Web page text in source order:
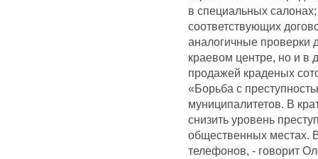
в специальных
соответствующих
аналогичные проверки
краевом центре, но и в
продажей краденых
«Борьба с
муниципалитетов. В
снизить уровень
общественных местах.
телефонов, - говорит